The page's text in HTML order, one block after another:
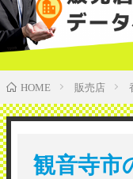
HOME 販売店
観音寺市